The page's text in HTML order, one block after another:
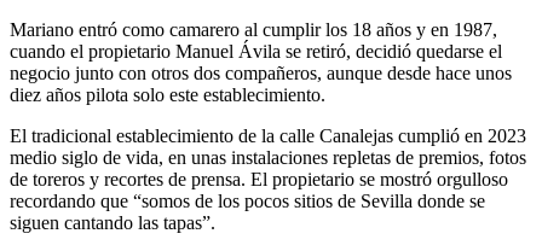
Mariano entró como camarero al cumplir los 18 años y en 1987,
cuando el propietario Manuel Ávila se retiró, decidió quedarse el
negocio junto con otros dos compañeros, aunque desde hace unos
diez años pilota solo este establecimiento.
El tradicional establecimiento de la calle Canalejas cumplió en 2023
medio siglo de vida, en unas instalaciones repletas de premios, fotos
de toreros y recortes de prensa. El propietario se mostró orgulloso
recordando que “somos de los pocos sitios de Sevilla donde se
siguen cantando las tapas”.